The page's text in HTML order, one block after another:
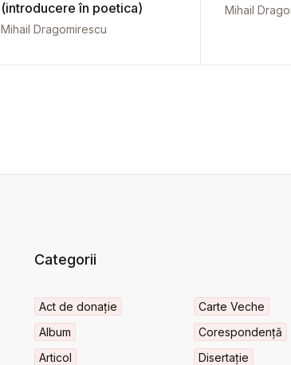
(introducere în poetica)
Mihail Dragomirescu
Mihail
Categorii
Act de donație
Album
Articol
Carte Veche
Corespondență
Disertație